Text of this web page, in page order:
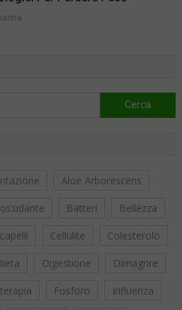
Ricerca
per:
Aloe Arborescens
Batteri Bellezza
capelli Cellulite Colesterolo
Digestione Dimagrire
Fosforo Influenza